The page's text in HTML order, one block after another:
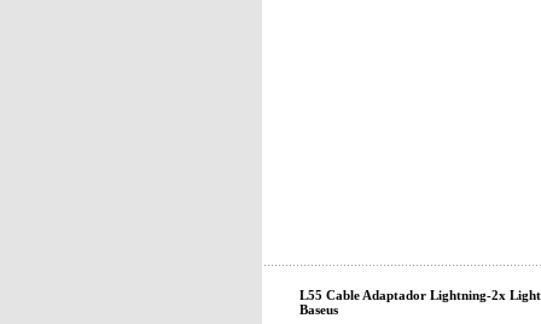
L55 Cable Adaptador Lightning-2x
Baseus